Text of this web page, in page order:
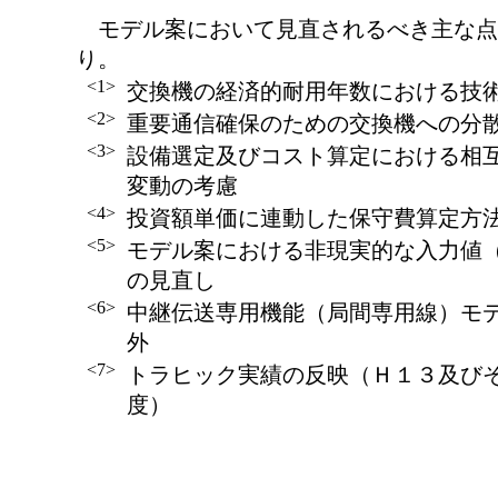
モデル案において見直されるべき主な
り。
<1> 交換機の経済的耐用年数における技
<2> 重要通信確保のための交換機への分
<3> 設備選定及びコスト算定における相
変動の考慮
<4> 投資額単価に連動した保守費算定方
<5>
モデル案における非現実的な入力値
の見直し
<6>
中継伝送専用機能（局間専用線）モ
外
<7>
トラヒック実績の反映（Ｈ１３及び
度）